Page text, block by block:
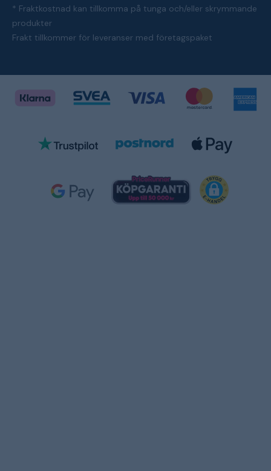
* Fraktkostnad kan tillkomma på tunga och/eller skrymmande
produkter
Frakt tillkommer för leveranser med företagspaket